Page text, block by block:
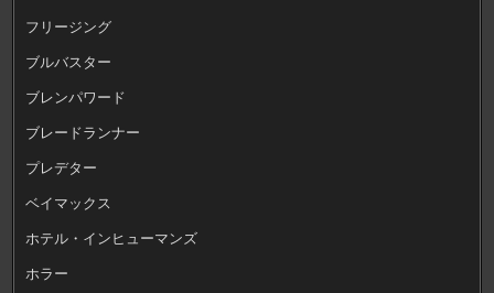
フリージング
ブルバスター
ブレンパワード
ブレードランナー
プレデター
ベイマックス
ホテル・インヒューマンズ
ホラー